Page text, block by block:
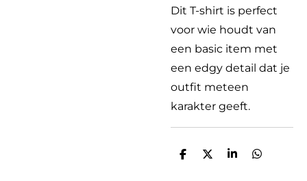
Dit T-shirt is perfect
voor wie houdt van
een basic item met
een edgy detail dat je
outfit meteen
karakter geeft.
D
D
S
D